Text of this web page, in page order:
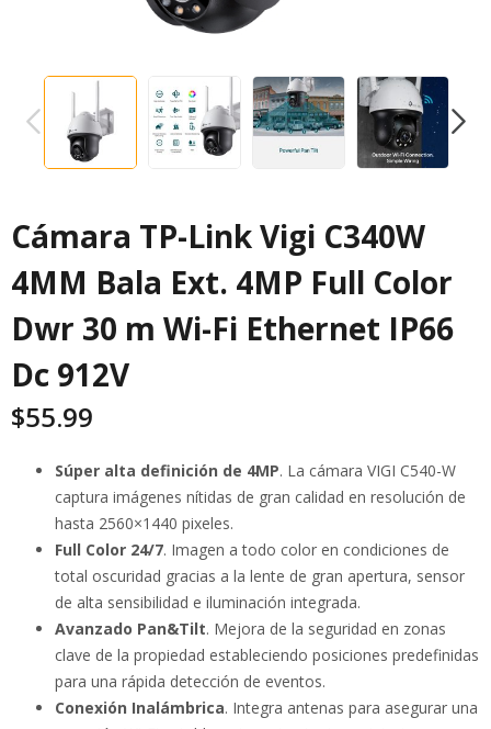
PREVIOUS
Cámara TP-Link Vigi C340W
4MM Bala Ext. 4MP Full Color
Dwr 30 m Wi-Fi Ethernet IP66
Dc 912V
$55.99
Súper alta definición de 4MP. La cámara VIGI C540-W
captura imágenes nítidas de gran calidad en resolución de
hasta 2560×1440 pixeles.
Full Color 24/7. Imagen a todo color en condiciones de
total oscuridad gracias a la lente de gran apertura, sensor
de alta sensibilidad e iluminación integrada.
Avanzado Pan&Tilt. Mejora de la seguridad en zonas
clave de la propiedad estableciendo posiciones predefinidas
para una rápida detección de eventos.
Conexión Inalámbrica. Integra antenas para asegurar una